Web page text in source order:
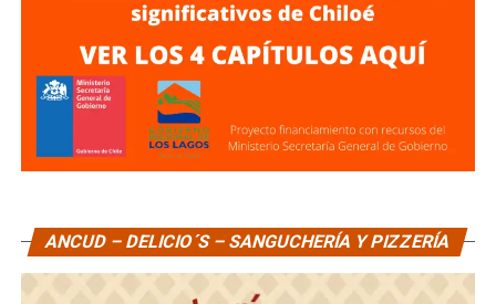
ANCUD – DELICIO´S – SANGUCHERÍA Y PIZZERÍA